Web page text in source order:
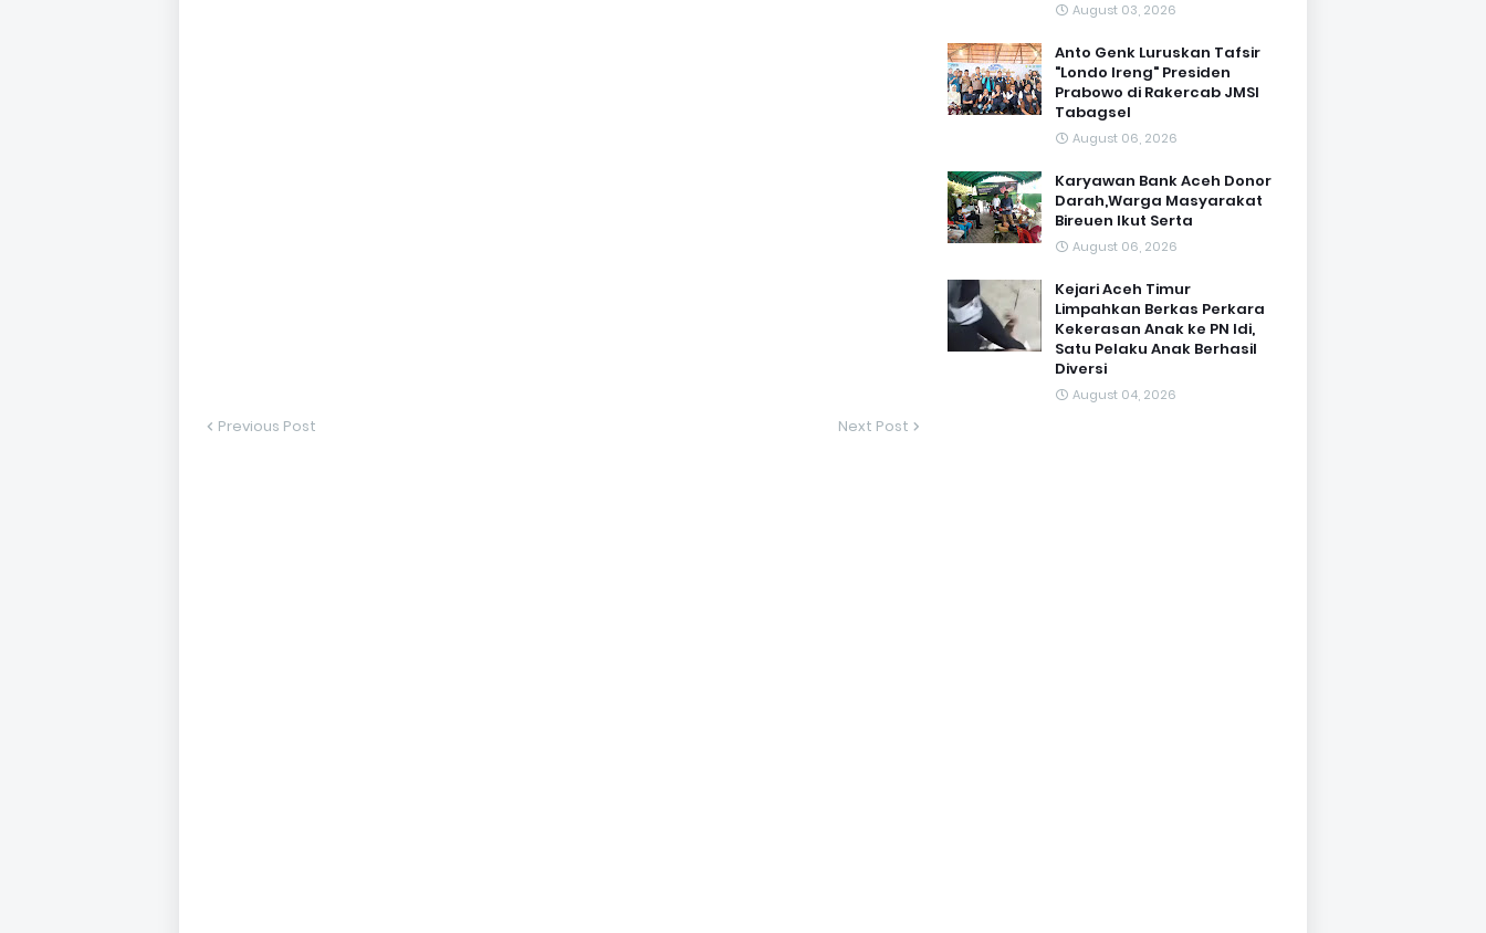
Previous Post Next Post
August 03, 2026
Anto Genk Luruskan Tafsir
"Londo Ireng" Presiden
Prabowo di Rakercab JMSI
Tabagsel
August 06, 2026
Karyawan Bank Aceh Donor
Darah,Warga Masyarakat
Bireuen Ikut Serta
August 06, 2026
Kejari Aceh Timur
Limpahkan Berkas Perkara
Kekerasan Anak ke PN Idi,
Satu Pelaku Anak Berhasil
Diversi
August 04, 2026